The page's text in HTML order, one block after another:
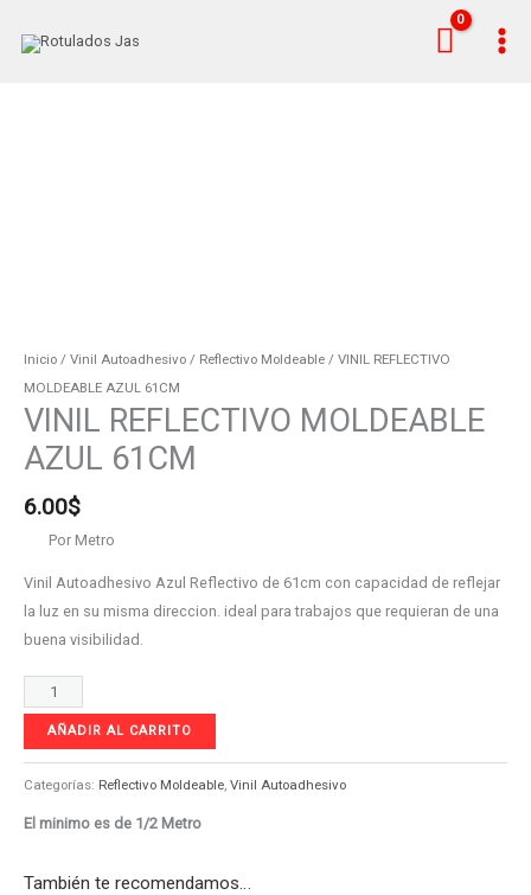
Inicio / Vinil Autoadhesivo / Reflectivo Moldeable / VINIL REFLECTIVO
MOLDEABLE AZUL 61CM
VINIL REFLECTIVO MOLDEABLE
AZUL 61CM
6.00$
Por Metro
Vinil Autoadhesivo Azul Reflectivo de 61cm con capacidad de reflejar
la luz en su misma direccion. ideal para trabajos que requieran de una
buena visibilidad.
AÑADIR AL CARRITO
Categorías: Reflectivo Moldeable, Vinil Autoadhesivo
El minimo es de 1/2 Metro
También te recomendamos…